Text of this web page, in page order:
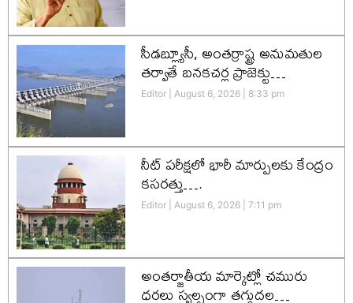
సీడబ్ల్యూసీ, అంతర్రాష్ట్ర అనుమతుల
తర్వాతే బనకచర్ల ప్రాజెక్టు…
Editor August 6, 2026 8:33 pm
నీట్ పరీక్షలో భారీ మార్పులకు కేంద్రం
కసరత్తు….
Editor August 6, 2026 7:11 pm
అంతర్జాతీయ మార్కెట్లో చమురు
ధరలు స్వల్పంగా తగ్గుదల…